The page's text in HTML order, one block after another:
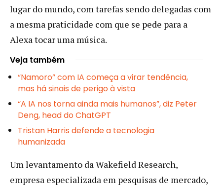
lugar do mundo, com tarefas sendo delegadas com
a mesma praticidade com que se pede para a
Alexa tocar uma música.
Veja também
“Namoro” com IA começa a virar tendência,
mas há sinais de perigo à vista
“A IA nos torna ainda mais humanos”, diz Peter
Deng, head do ChatGPT
Tristan Harris defende a tecnologia
humanizada
Um levantamento da Wakefield Research,
empresa especializada em pesquisas de mercado,